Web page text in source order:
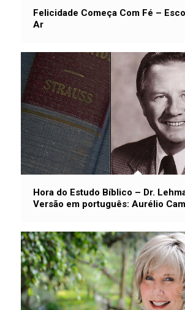
Felicidade Começa Com Fé –
Ar
Hora do Estudo Bíblico – Dr.
Versão em português: Aurélio